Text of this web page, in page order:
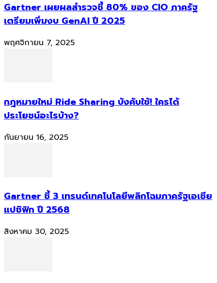
Gartner เผยผลสำรวจชี้ 80% ของ CIO ภาครัฐ
เตรียมเพิ่มงบ GenAI ปี 2025
พฤศจิกายน 7, 2025
กฎหมายใหม่ Ride Sharing บังคับใช้! ใครได้
ประโยชน์อะไรบ้าง?
กันยายน 16, 2025
Gartner ชี้ 3 เทรนด์เทคโนโลยีพลิกโฉมภาครัฐเอเชีย
แปซิฟิก ปี 2568
สิงหาคม 30, 2025